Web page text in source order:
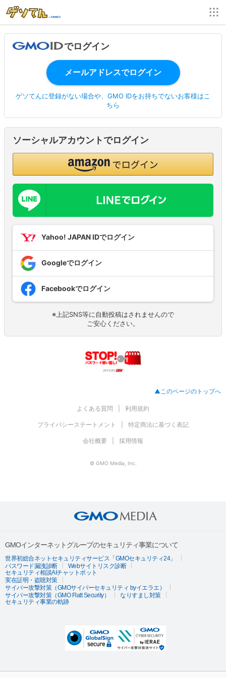
でログイン
ゲソてんに登録がない場合や、GMO IDをお持ちでないお客様はこ
ちら
ソーシャルアカウントでログイン
Yahoo! JAPAN IDでログイン
Googleでログイン
Facebookでログイン
※上記SNS等に自動投稿はされませんので
ご安心ください。
▲このページのトップへ
よくある質問 利用規約
プライバシーステートメント 特定商法に基づく表記
会社概要 採用情報
© GMO Media, Inc.
GMOインターネットグループのセキュリティ事業について
世界初総合ネットセキュリティサービス「GMOセキュリティ24」
パスワード漏洩診断
Webサイトリスク診断
セキュリティ相談AIチャットボット
実在証明・盗聴対策
サイバー攻撃対策（GMOサイバーセキュリティ byイエラエ）
サイバー攻撃対策（GMO Flatt Security）
なりすまし対策
セキュリティ事業の軌跡